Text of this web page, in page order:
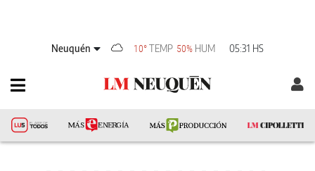
Neuquén 10° TEMP 50% HUM 05:31 HS